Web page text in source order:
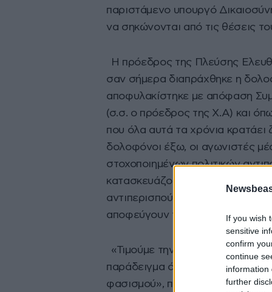
If you wish
sensitive
confirm
continue
information
further
παριστάμενο υπουργό
να σηκώνονται από τις θέσεις
Η πρόεδρος της Πλεύσης
σαν σήμερα διαπράχθηκε η
αποφυλακίστηκε με απόφαση
(σ.σ. ο πρόεδρος της Χ.Α) και
που όλα αυτά τα χρόνια κρατάει
δολοφόνοι έξω, οι αγωνιστές
στοχοποιημένων πολιτικών
κατασκευάζουν οι αυταρχικές
αντιπερισπούν την προσοχή και
αποφεύγουν την λογοδοσία».
«Τιμούμε την μνήμη του
παράδειγμα όλων εκείνων των
φασισμού», προσθέτοντας πως